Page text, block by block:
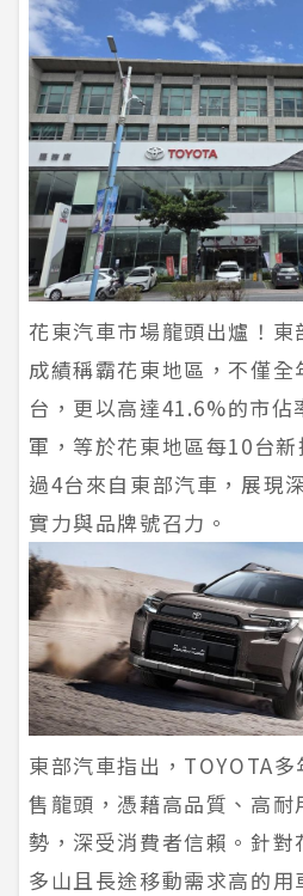
花東汽車市場龍頭出爐！
成績稱霸花東地區，不僅
台，更以高達41.6%的市佔
軍，等於花東地區每10台
過4台來自東部汽車，展現
實力與品牌號召力。
東部汽車指出，TOYOTA
售龍頭，憑藉高品質、高
勢，深受消費者信賴。針對
多山且長途移動需求高的